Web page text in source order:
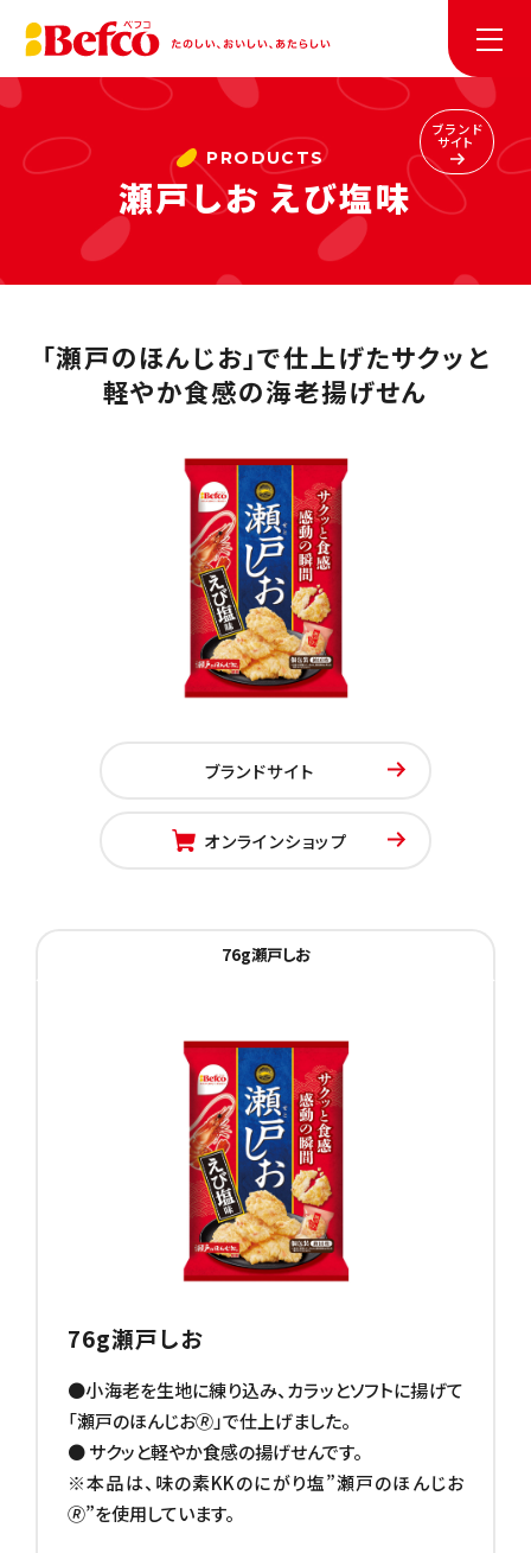
瀬戸しお えび塩味
ブランド
サイト
「瀬戸のほんじお」で仕上げたサクッと
軽やか食感の海老揚げせん
ブランドサイト
オンラインショップ
76g瀬戸しお
76g瀬戸しお
●小海老を生地に練り込み、カラッとソフトに揚げて
「瀬戸のほんじお🄬」で仕上げました。
● サクッと軽やか食感の揚げせんです。
※本品は、味の素KKのにがり塩”瀬戸のほんじお
🄬”を使用しています。